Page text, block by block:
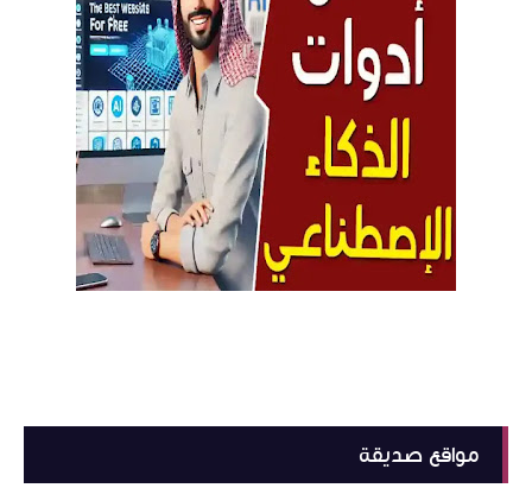
مواقع صديقة